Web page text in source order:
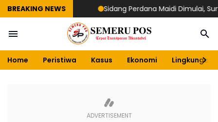
BREAKING NEWS Sidang Perdana Maidi Dimulai,
Home Peristiwa Kasus Ekonomi Lingkungan